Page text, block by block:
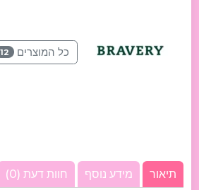
כל המוצרים 12
תיאור מידע נוסף חוות דעת (0)